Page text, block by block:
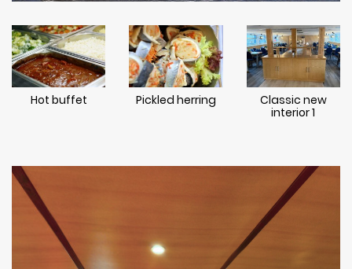
Hot buffet Pickled herring
Classic new
interior 1